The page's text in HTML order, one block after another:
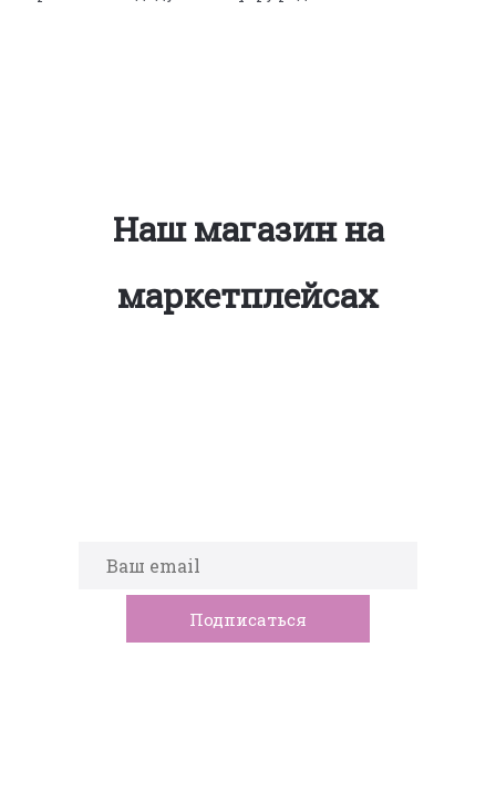
Наш магазин на
маркетплейсах